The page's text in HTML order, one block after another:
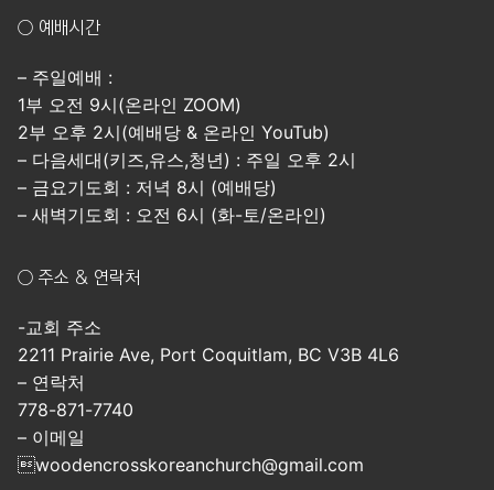
○ 예배시간
– 주일예배 :
1부 오전 9시(온라인 ZOOM)
2부 오후 2시(예배당 & 온라인 YouTub)
– 다음세대(키즈,유스,청년) : 주일 오후 2시
– 금요기도회 : 저녁 8시 (예배당)
– 새벽기도회 : 오전 6시 (화-토/온라인)
○ 주소 & 연락처
-교회 주소
2211 Prairie Ave, Port Coquitlam, BC V3B 4L6
– 연락처
778-871-7740
– 이메일
woodencrosskoreanchurch@gmail.com